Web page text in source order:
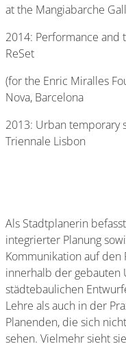
at the Mangiabarche
2014: Performance
ReSet
(for the Enric Miralles
Nova, Barcelona
2013: Urban temporary
Triennale Lisbon
Als Stadtplanerin
integrierter Planung
Kommunikation auf den
innerhalb der gebauten
städtebaulichen
Lehre als auch in der
Planenden, die sich
sehen. Vielmehr sieht